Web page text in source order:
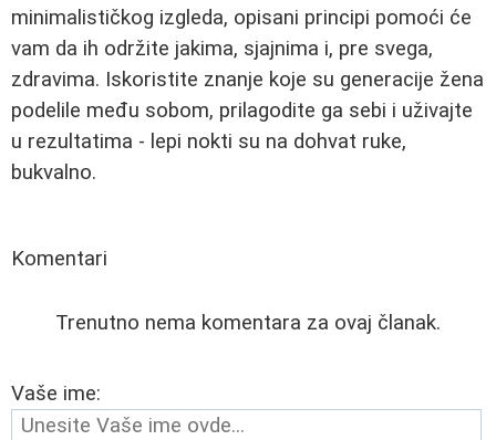
minimalističkog izgleda, opisani principi pomoći će
vam da ih održite jakima, sjajnima i, pre svega,
zdravima. Iskoristite znanje koje su generacije žena
podelile među sobom, prilagodite ga sebi i uživajte
u rezultatima - lepi nokti su na dohvat ruke,
bukvalno.
Komentari
Trenutno nema komentara za ovaj članak.
Vaše ime: